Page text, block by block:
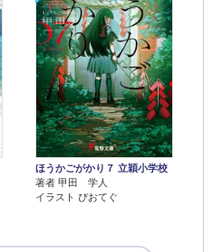
ほうかごがかり７ 立穎小学校
著者 甲田 学人
イラスト ぴおてぐ